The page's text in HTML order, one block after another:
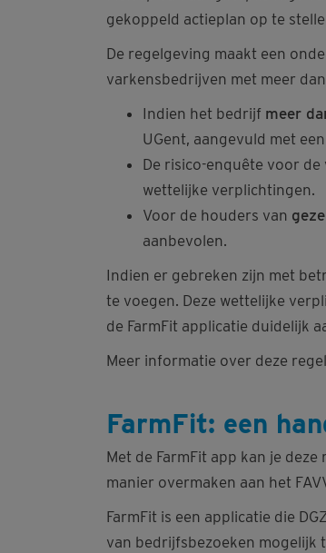
gekoppeld actieplan op te
De regelgeving maakt een
varkensbedrijven met meer
Indien het bedrijf meer
UGent, aangevuld met
De risico-enquête voor
wettelijke verplichtingen.
Voor de houders van
aanbevolen.
Indien er gebreken zijn met
te voegen. Deze wettelijke
de FarmFit applicatie duidelijk
Meer informatie over deze
FarmFit: een
Met de FarmFit app kan je
manier overmaken aan het
FarmFit is een applicatie die
van bedrijfsbezoeken mogelijk